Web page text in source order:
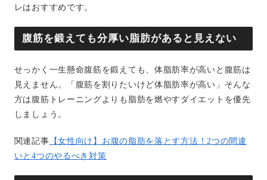
レはおすすめです。
腹筋を鍛えても分厚い脂肪があると見えない
せっかく一生懸命腹筋を鍛えても、体脂肪率が高いと腹筋は
見えません。「腹筋を割りたいけど体脂肪率が高い」そんな
方は腹筋トレーニングよりも脂肪を燃やすダイエットを優先
しましょう。
関連記事 【女性向け】お腹の脂肪を落とす方法！2つの間違
いと4つのやるべき対策